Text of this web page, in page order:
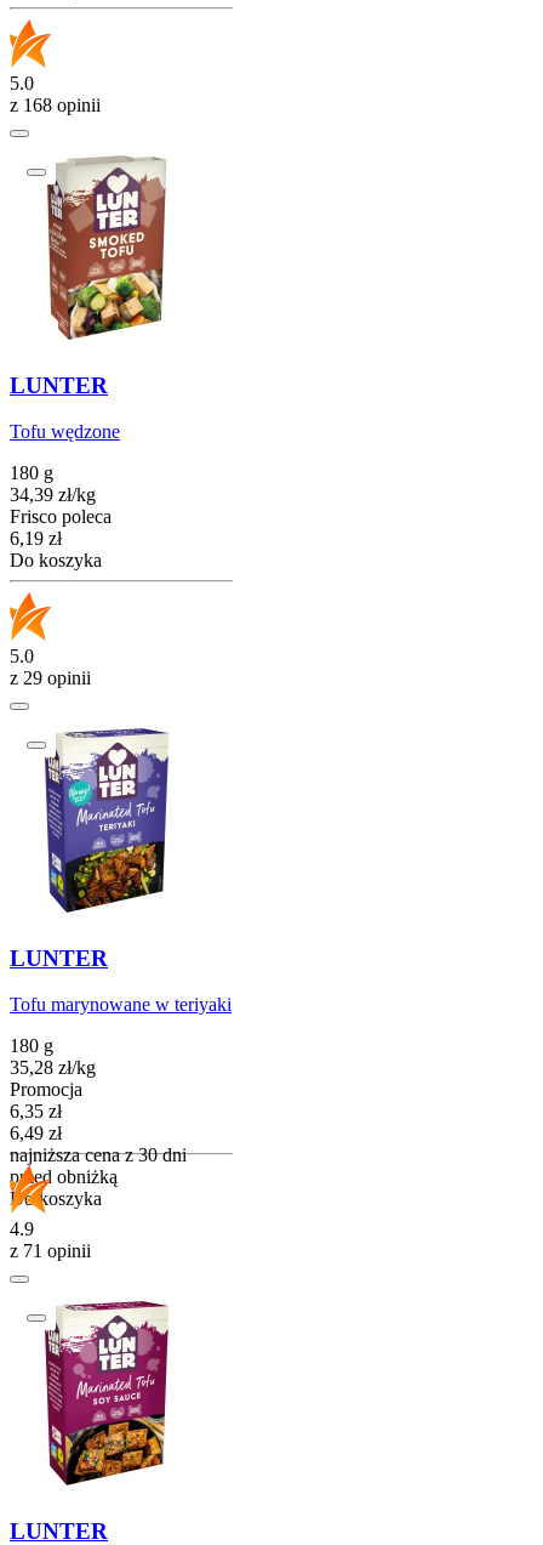
5.0
z 168 opinii
LUNTER
Tofu wędzone
180 g
34,39 zł/kg
Frisco poleca
Cena
6,19 zł
Do koszyka
5.0
z 29 opinii
LUNTER
Tofu marynowane w teriyaki
180 g
35,28 zł/kg
Promocja
Cena promocyjna
6,35 zł
6,49 zł
najniższa cena z 30 dni
przed obniżką
Do koszyka
4.9
z 71 opinii
LUNTER